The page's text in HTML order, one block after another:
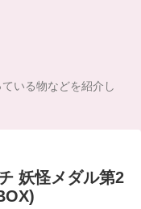
いる物などを紹介し
妖怪メダル第2